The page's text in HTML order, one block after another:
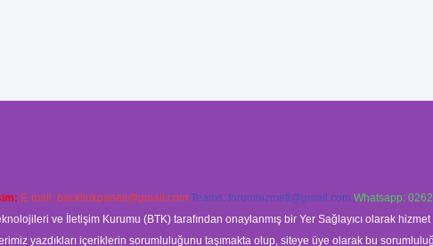
E-mail: backlinkpaneli@gmail.com Teams: forumhizmeti@gmail.com Whatsapp:
ve İletişim Kurumu (BTK) tarafından onaylanmış bir Yer Sağlayıcı olarak
yazdıkları içeriklerin sorumluluğunu taşımakta olup, siteye üye olarak bu